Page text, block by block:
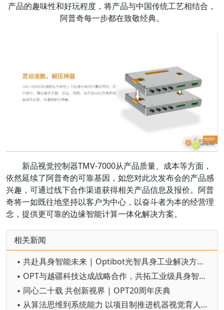
产品的趣味性和好玩程度，将产品与中国传统工艺相结合，
阿普奇每一步都在致敬经典。
新品视觉控制器TMV-7000从产品质量、成本等方面，
依然延续了阿普奇的可靠基因，如您对此次发布会的产品感
兴趣，可通过线下合作渠道获得相关产品信息及报价。阿普
奇将一如既往地坚持以客户为中心，以奋斗者为本的经营理
念，提供更可靠的边缘智能计算一体化解决方案。
相关新闻
▪ 共赴具身智能未来 | Optibot光智具身工业解决方案全新发布
▪ OPT与越疆科技达成战略合作，共拓工业级具身智造新蓝海
▪ 同心二十载 共创新视界 | OPT20周年庆典
▪ 从算法思维到系统能力 以项目制推进机器视觉育人实践